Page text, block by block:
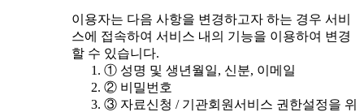
이용자는 다음 사항을 변경하고자 하는 경우 서비
스에 접속하여 서비스 내의 기능을 이용하여 변경
할 수 있습니다.
① 성명 및 생년월일, 신분, 이메일
② 비밀번호
③ 자료신청 / 기관회원서비스 권한설정을 위